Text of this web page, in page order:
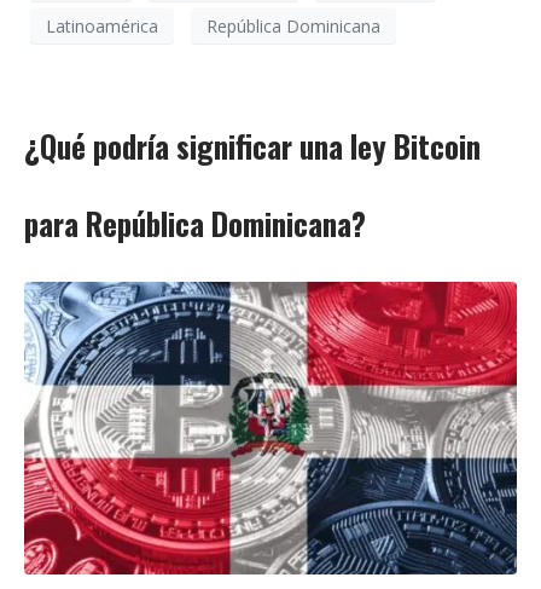
Latinoamérica
República Dominicana
¿Qué podría significar una ley Bitcoin
para República Dominicana?